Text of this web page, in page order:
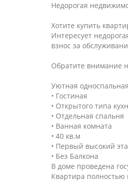
Недорогая
Хотите купить
Интересует
взнос за
Обратите внимание
Уютная
• Гостиная
• Открытого типа
• Отдельная спальня
• Ванная комната
• 40 кв.м
• Первый высокий
• Без Балкона
В доме проведена
Квартира полностью